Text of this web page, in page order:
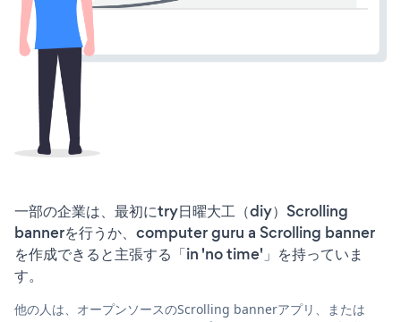
一部の企業は、最初にtry日曜大工（diy）Scrolling
bannerを行うか、computer guru a Scrolling banner
を作成できると主張する「in 'no time'」を持っていま
す。
他の人は、オープンソースのScrolling bannerアプリ、または